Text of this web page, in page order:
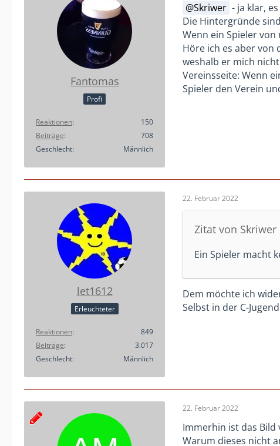
Fantomas
Profi
Reaktionen
150
Beiträge
708
Geschlecht
Männlich
Skriwer - ja klar,
Die Hintergründe
Wenn ein Spieler
Höre ich es aber von
weshalb er mich
Vereinsseite: Wenn
Spieler den Verein
let1612
Erleuchteter
Reaktionen
849
Beiträge
3.017
Geschlecht
Männlich
22. Februar 2022
Zitat von Skriwer
Ein Spieler macht
Dem möchte ich
Selbst in der C-
22. Februar 2022
Immerhin ist das
Warum dieses nicht